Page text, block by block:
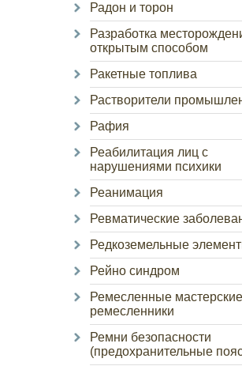
Радон и торон
Разработка
открытым способом
Ракетные топлива
Растворители
Рафия
Реабилитация лиц с
нарушениями психики
Реанимация
Ревматические
Редкоземельные
Рейно синдром
Ремесленные
ремесленники
Ремни безопасности
(предохранительные